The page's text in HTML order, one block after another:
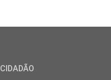
CIDADÃO